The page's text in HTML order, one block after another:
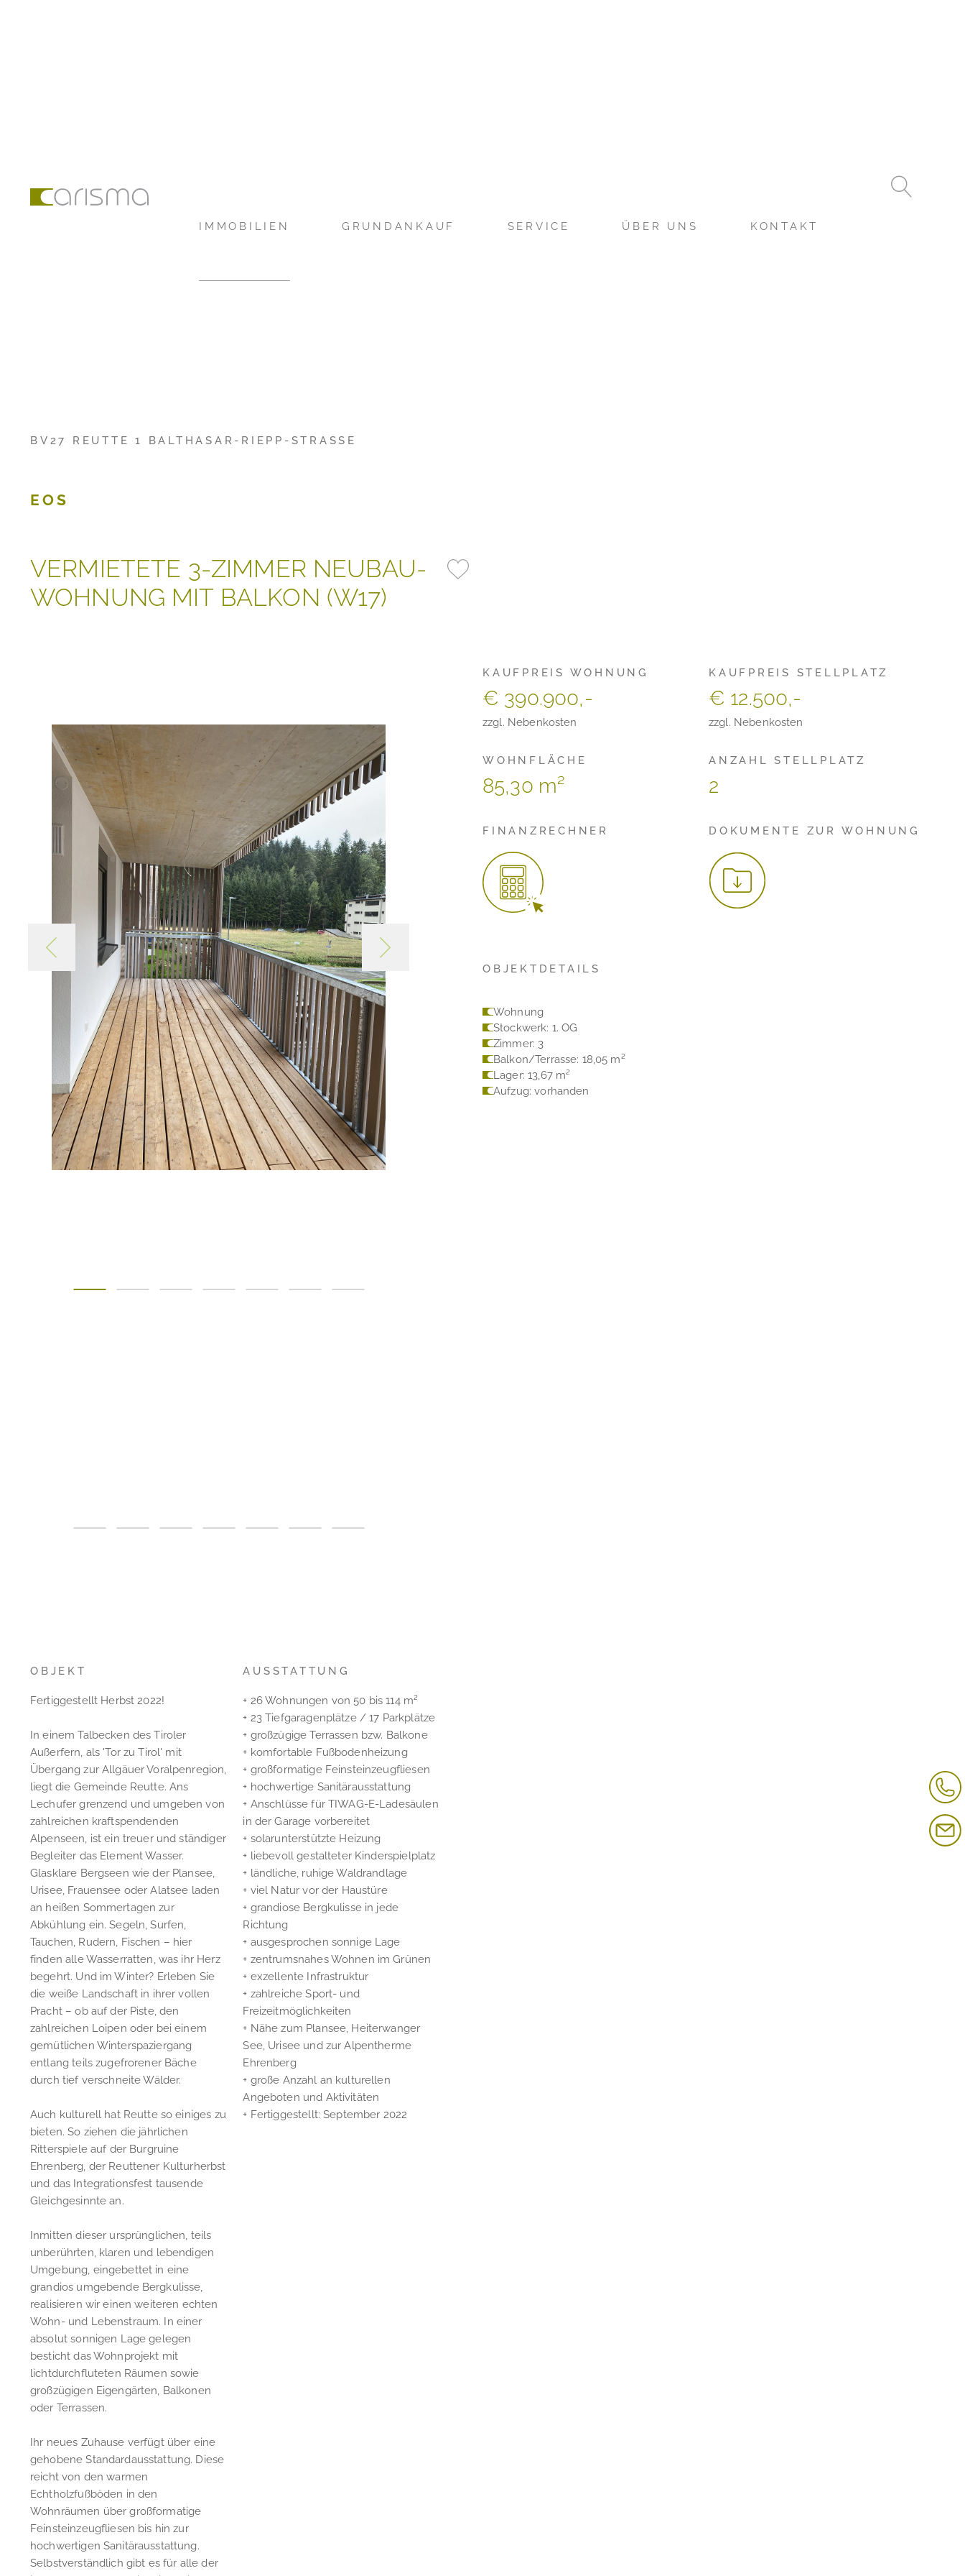
IMMOBILIEN GRUNDANKAUF SERVICE ÜBER UNS KONTAKT
BV27 REUTTE 1 BALTHASAR-RIEPP-STRASSE
EOS
VERMIETETE 3-ZIMMER NEUBAU-
WOHNUNG MIT BALKON (W17)
OBJEKT
Fertiggestellt Herbst 2022!
In einem Talbecken des Tiroler
Außerfern, als 'Tor zu Tirol' mit
Übergang zur Allgäuer Voralpenregion,
liegt die Gemeinde Reutte. Ans
Lechufer grenzend und umgeben von
zahlreichen kraftspendenden
Alpenseen, ist ein treuer und ständiger
Begleiter das Element Wasser.
Glasklare Bergseen wie der Plansee,
Urisee, Frauensee oder Alatsee laden
an heißen Sommertagen zur
Abkühlung ein. Segeln, Surfen,
Tauchen, Rudern, Fischen – hier
finden alle Wasserratten, was ihr Herz
begehrt. Und im Winter? Erleben Sie
die weiße Landschaft in ihrer vollen
Pracht – ob auf der Piste, den
zahlreichen Loipen oder bei einem
gemütlichen Winterspaziergang
entlang teils zugefrorener Bäche
durch tief verschneite Wälder.
Auch kulturell hat Reutte so einiges zu
bieten. So ziehen die jährlichen
Ritterspiele auf der Burgruine
Ehrenberg, der Reuttener Kulturherbst
und das Integrationsfest tausende
Gleichgesinnte an.
Inmitten dieser ursprünglichen, teils
unberührten, klaren und lebendigen
Umgebung, eingebettet in eine
grandios umgebende Bergkulisse,
realisieren wir einen weiteren echten
Wohn- und Lebenstraum. In einer
absolut sonnigen Lage gelegen
besticht das Wohnprojekt mit
lichtdurchfluteten Räumen sowie
großzügigen Eigengärten, Balkonen
oder Terrassen.
Ihr neues Zuhause verfügt über eine
gehobene Standardausstattung. Diese
reicht von den warmen
Echtholzfußböden in den
Wohnräumen über großformatige
Feinsteinzeugfliesen bis hin zur
hochwertigen Sanitärausstattung.
Selbstverständlich gibt es für alle der
AUSSTATTUNG
+ 26 Wohnungen von 50 bis 114 m²
+ 23 Tiefgaragenplätze / 17 Parkplätze
+ großzügige Terrassen bzw. Balkone
+ komfortable Fußbodenheizung
+ großformatige Feinsteinzeugfliesen
+ hochwertige Sanitärausstattung
+ Anschlüsse für TIWAG-E-Ladesäulen
in der Garage vorbereitet
+ solarunterstützte Heizung
+ liebevoll gestalteter Kinderspielplatz
+ ländliche, ruhige Waldrandlage
+ viel Natur vor der Haustüre
+ grandiose Bergkulisse in jede
Richtung
+ ausgesprochen sonnige Lage
+ zentrumsnahes Wohnen im Grünen
+ exzellente Infrastruktur
+ zahlreiche Sport- und
Freizeitmöglichkeiten
+ Nähe zum Plansee, Heiterwanger
See, Urisee und zur Alpentherme
Ehrenberg
+ große Anzahl an kulturellen
Angeboten und Aktivitäten
+ Fertiggestellt: September 2022
KAUFPREIS WOHNUNG
€ 390.900,-
zzgl. Nebenkosten
WOHNFLÄCHE
85,30 m²
FINANZRECHNER
KAUFPREIS STELLPLATZ
€ 12.500,-
zzgl. Nebenkosten
ANZAHL STELLPLATZ
2
DOKUMENTE ZUR WOHNUNG
OBJEKTDETAILS
Wohnung
Stockwerk: 1. OG
Zimmer: 3
Balkon/Terrasse: 18,05 m²
Lager: 13,67 m²
Aufzug: vorhanden